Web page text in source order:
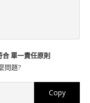
單一責任原則
問題?
Copy